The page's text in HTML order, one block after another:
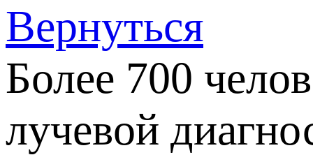
Вернуться
Более 700
лучевой